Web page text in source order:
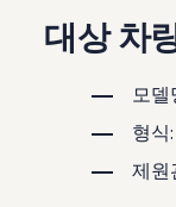
뉴스
이달의 프
대상 차
모델
형식
제원